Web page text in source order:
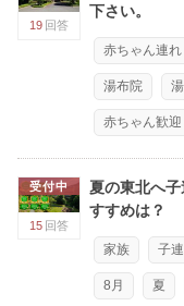
19 回答
下さい。
赤ちゃん連れ
湯布院
赤ちゃん歓迎
受付中
15 回答
夏の東北へ
すすめは？
家族 子
8月 夏